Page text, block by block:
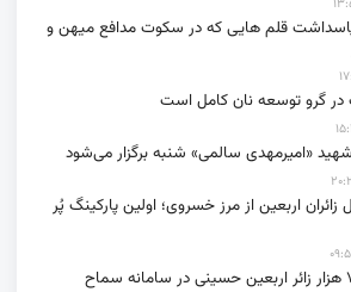
قلم هایی که در سکوت مدافع میهن و
در گرو توسعه نان کامل است
«امیرمهدی سالمی» شنبه برگزار می‌شود
اربعین از مرز خسروی؛ اولین پارکینگ پُر